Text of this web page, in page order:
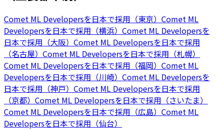
Comet ML Developersを日本で採用（東京） Comet ML
Developersを日本で採用（横浜） Comet ML Developersを
日本で採用（大阪） Comet ML Developersを日本で採用
（名古屋） Comet ML Developersを日本で採用（札幌）
Comet ML Developersを日本で採用（福岡） Comet ML
Developersを日本で採用（川崎） Comet ML Developersを
日本で採用（神戸） Comet ML Developersを日本で採用
（京都） Comet ML Developersを日本で採用（さいたま）
Comet ML Developersを日本で採用（広島） Comet ML
Developersを日本で採用（仙台）